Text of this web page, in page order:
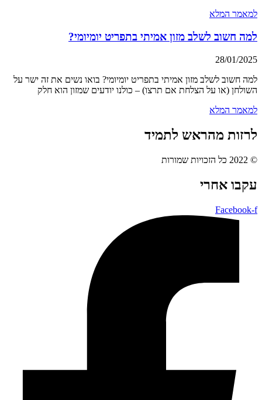
למאמר המלא
למה חשוב לשלב מזון אמיתי בתפריט יומיומי?
28/01/2025
למה חשוב לשלב מזון אמיתי בתפריט יומיומי? בואו נשים את זה ישר על
השולחן (או על הצלחת אם תרצו) – כולנו יודעים שמזון הוא חלק
למאמר המלא
לרזות מהראש לתמיד
© 2022 כל הזכויות שמורות
עקבו אחרי
Facebook-f